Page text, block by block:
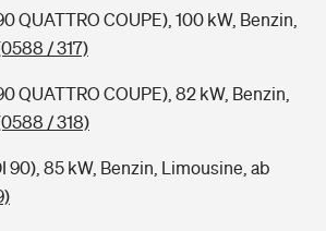
QUATTRO COUPE), 100 kW, Benzin,
/ 317)
QUATTRO COUPE), 82 kW, Benzin,
/ 318)
90), 85 kW, Benzin, Limousine, ab